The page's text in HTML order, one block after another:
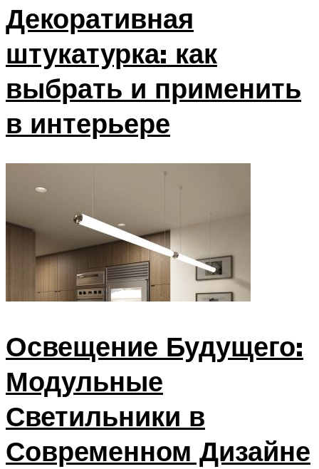
Декоративная
штукатурка: как
выбрать и применить
в интерьере
Освещение Будущего:
Модульные
Светильники в
Современном Дизайне